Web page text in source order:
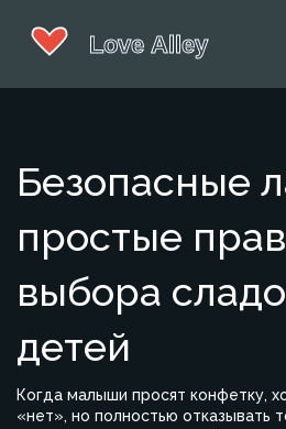
Безопасные
простые
выбора
детей
Когда малыши просят конфетку,
«нет», но полностью отказывать